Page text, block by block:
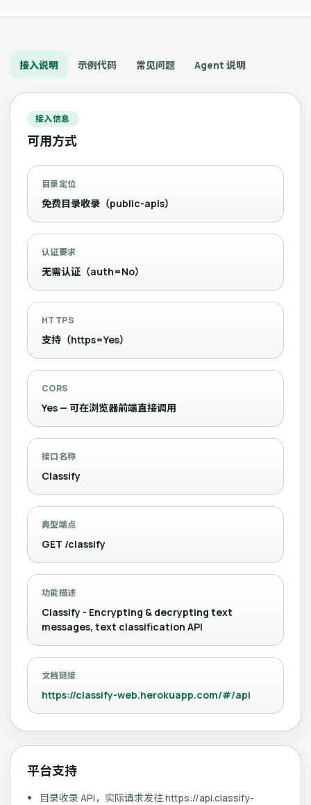
接入说明 示例代码 常见问题 Agent 说明
接入信息
可用方式
目录定位
免费目录收录（public-apis）
认证要求
无需认证（auth=No）
HTTPS
支持（https=Yes）
CORS
Yes — 可在浏览器前端直接调用
接口名称
Classify
典型端点
GET /classify
功能描述
Classify - Encrypting & decrypting text
messages, text classification API
文档链接
https://classify-web.herokuapp.com/#/api
平台支持
目录收录 API，实际请求发往 https://api.classify-